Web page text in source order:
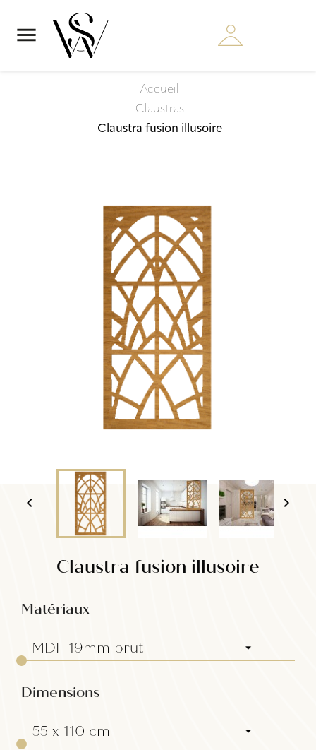

Accueil
Claustras
Claustra fusion illusoire
 
Claustra fusion illusoire
Matériaux
Dimensions